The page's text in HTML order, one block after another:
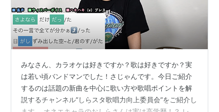
みなさん、カラオケは好きですか？歌は好きですか？実
は若い頃バンドマンでした！さじゃんです。今日ご紹介
するのは話題の新曲を中心に歌い方や歌唱ポイントを解
説するチャンネル”しらスタ歌唱力向上委員会”をご紹介し